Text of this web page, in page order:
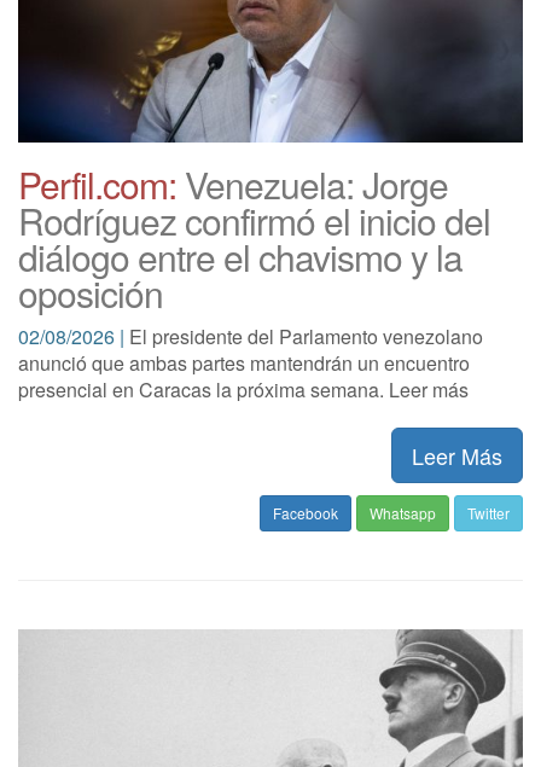
Perfil.com: Venezuela: Jorge
Rodríguez confirmó el inicio del
diálogo entre el chavismo y la
oposición
02/08/2026 | El presidente del Parlamento venezolano
anunció que ambas partes mantendrán un encuentro
presencial en Caracas la próxima semana. Leer más
Leer Más
Facebook Whatsapp Twitter